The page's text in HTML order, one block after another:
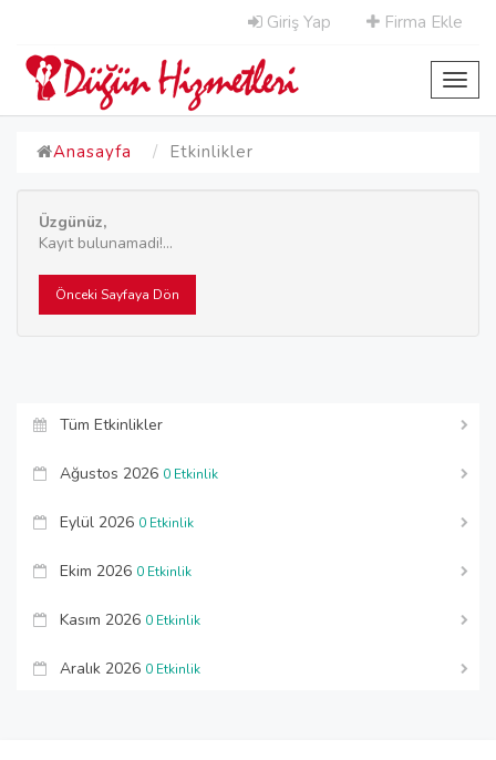
Giriş Yap Firma Ekle
Anasayfa Etkinlikler
Üzgünüz,
Kayıt bulunamadi!...
Önceki Sayfaya Dön
Tüm Etkinlikler
Ağustos 2026 0 Etkinlik
Eylül 2026 0 Etkinlik
Ekim 2026 0 Etkinlik
Kasım 2026 0 Etkinlik
Aralık 2026 0 Etkinlik